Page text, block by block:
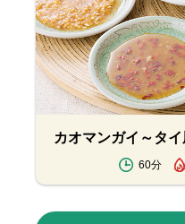
カオマンガイ～タ
60分